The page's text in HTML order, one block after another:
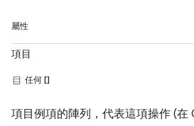
屬性
項目
任何 []
項目例項的陣列，代表這項操作 (在